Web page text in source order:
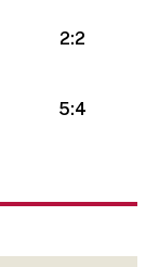
2:2
5:4